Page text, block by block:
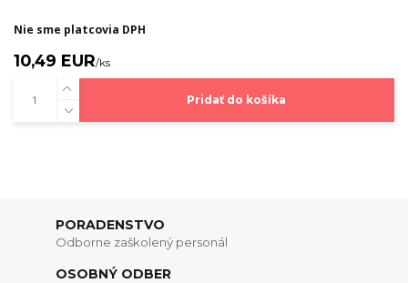
Nie sme platcovia DPH
10,49 EUR/ks
Pridať do košíka
PORADENSTVO
Odborne zaškolený personál
OSOBNÝ ODBER